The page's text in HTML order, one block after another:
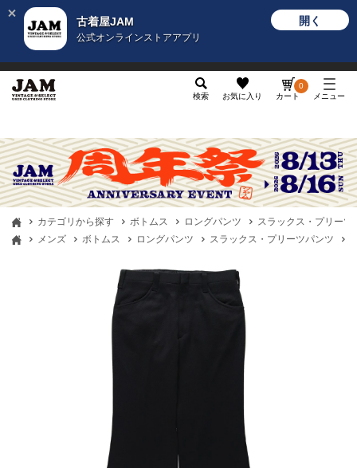
古着屋JAM
公式オンラインストアアプリ
開く
検索 お気に入り カート
0
メニュー
カテゴリから探す ボトムス ロングパンツ
スラックス・プリーツ
メンズ
ボトムス ロングパンツ スラックス・プリーツパンツ